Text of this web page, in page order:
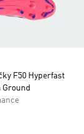
F50 Hyperfast
Ground